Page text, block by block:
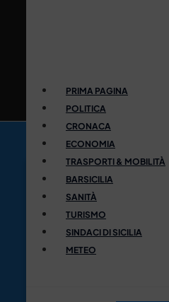
PRIMA PAGINA
POLITICA
CRONACA
ECONOMIA
TRASPORTI & MOBILITÀ
BARSICILIA
SANITÀ
TURISMO
SINDACI DI SICILIA
METEO